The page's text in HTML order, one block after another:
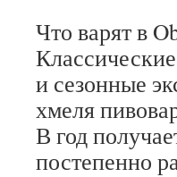
Что варят в
и сезонные
хмеля
В год
постепенно